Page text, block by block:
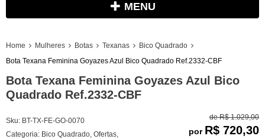
MENU
Home Mulheres Botas Texanas
Bico Quadrado
Bota Texana Feminina Goyazes Azul Bico Quadrado Ref.2332-CBF
Bota Texana Feminina Goyazes Azul Bico
Quadrado Ref.2332-CBF
Sku: BT-TX-FE-GO-0070
Categoria: Bico Quadrado Ofertas
de R$ 1.029,00
por R$ 720,30